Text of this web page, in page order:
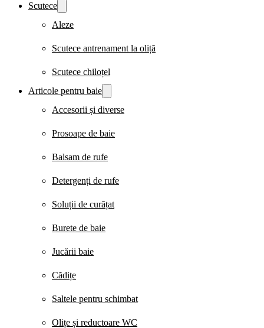
Scutece
Aleze
Scutece antrenament la oliță
Scutece chiloțel
Articole pentru baie
Accesorii și diverse
Prosoape de baie
Balsam de rufe
Detergenți de rufe
Soluții de curățat
Burete de baie
Jucării baie
Cădițe
Saltele pentru schimbat
Olițe și reductoare WC